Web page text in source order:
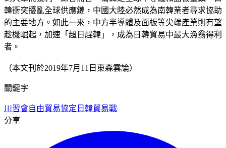
韓衝突擾亂全球供應鏈，中國大陸必然成為南韓業者尋求協助
的主要地方。如此一來，中方半導體及面板等尖端產業則有望
趁機崛起，加速「超日趕韓」，成為日韓貿易中最大漁翁得利
者。
（本文刊於2019年7月11日東森雲論）
關鍵字
川習會自由貿易協定 日韓貿易戰
分享